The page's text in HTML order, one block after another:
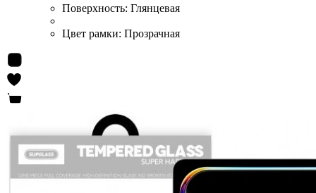
Поверхность: Глянцевая
Цвет рамки: Прозрачная